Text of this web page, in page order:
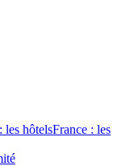
hôtelsFrance : les